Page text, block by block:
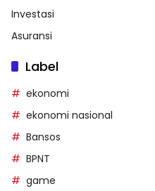
Investasi
Asuransi
Label
ekonomi
ekonomi nasional
Bansos
BPNT
game